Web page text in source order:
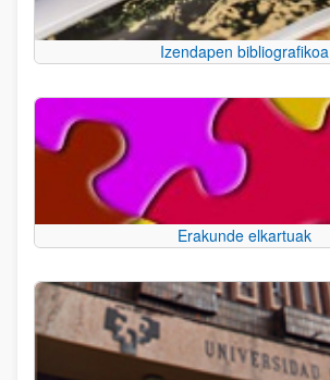
Izendapen bibliografikoa
Erakunde elkartuak